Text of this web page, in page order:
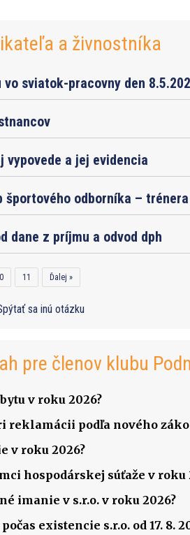
a živnostníka
sviatok-pracovny den
a jej evidencia
športového odborníka –
dane z príjmu a odvod dph
11 Ďalej »
sa inú otázku
pre členov klubu
v roku 2026?
reklamácii podľa nového
v roku 2026?
hospodárskej súťaže v roku
imanie v s.r.o. v roku 2026?
existencie s.r.o. od 17. 8.